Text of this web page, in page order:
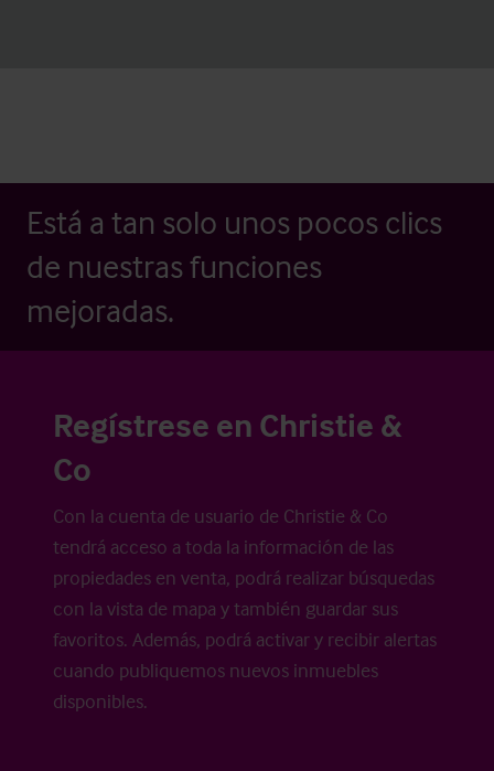
Está a tan solo unos pocos clics
de nuestras funciones
mejoradas.
Regístrese en Christie &
Co
Con la cuenta de usuario de Christie & Co
tendrá acceso a toda la información de las
propiedades en venta, podrá realizar búsquedas
con la vista de mapa y también guardar sus
favoritos. Además, podrá activar y recibir alertas
cuando publiquemos nuevos inmuebles
disponibles.